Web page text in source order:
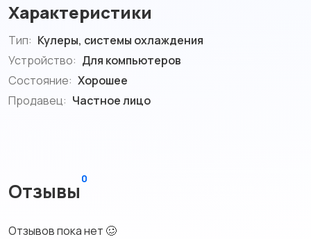
Характеристики
Тип: Кулеры, системы охлаждения
Устройство: Для компьютеров
Состояние: Хорошее
Продавец: Частное лицо
Отзывы
0
Отзывов пока нет 🥴